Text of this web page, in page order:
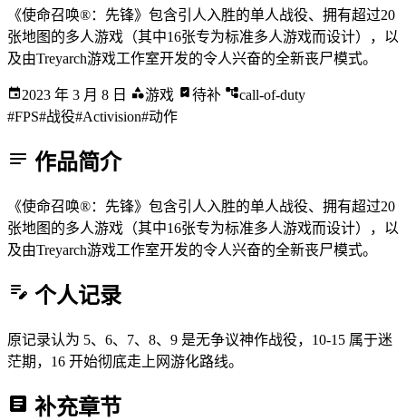
《使命召唤®：先锋》包含引人入胜的单人战役、拥有超过20
张地图的多人游戏（其中16张专为标准多人游戏而设计），以
及由Treyarch游戏工作室开发的令人兴奋的全新丧尸模式。
2023 年 3 月 8 日 游戏 待补
call-of-duty
#FPS#战役#Activision#动作
作品简介
《使命召唤®：先锋》包含引人入胜的单人战役、拥有超过20
张地图的多人游戏（其中16张专为标准多人游戏而设计），以
及由Treyarch游戏工作室开发的令人兴奋的全新丧尸模式。
个人记录
原记录认为 5、6、7、8、9 是无争议神作战役，10-15 属于迷
茫期，16 开始彻底走上网游化路线。
补充章节